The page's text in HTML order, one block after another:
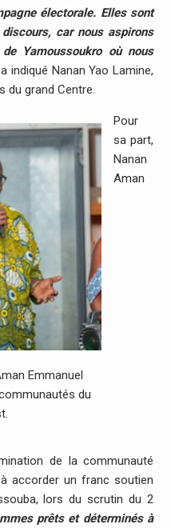
électorale. Elles sont
car nous aspirons
Yamoussoukro où nous
indiqué Nanan Yao Lamine,
du grand Centre.
Emmanuel
du
Pour
sa part,
Nanan
Aman
de la communauté
accorder un franc soutien
lors du scrutin du 2
prêts et déterminés à